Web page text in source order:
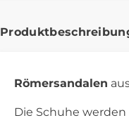
Römersandalen
Die Schuhe